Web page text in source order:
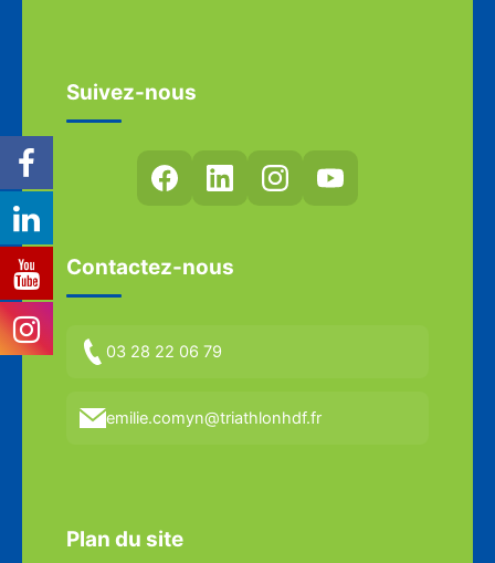
Suivez-nous
Contactez-nous
03 28 22 06 79
emilie.comyn@triathlonhdf.fr
Plan du site